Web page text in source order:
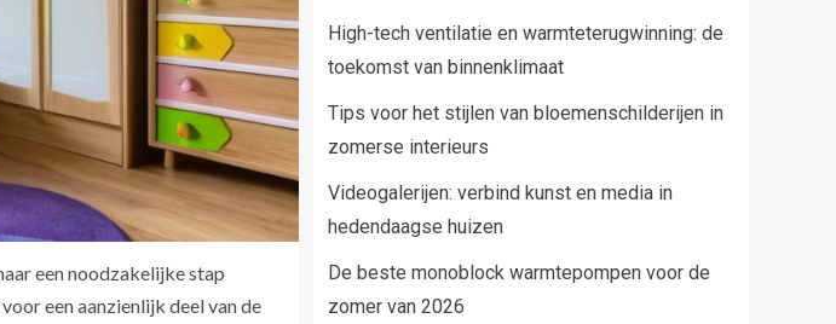
een noodzakelijke stap
een aanzienlijk deel van de
High-tech ventilatie en warmteterugwinning: de
toekomst van binnenklimaat
Tips voor het stijlen van bloemenschilderijen in
zomerse interieurs
Videogalerijen: verbind kunst en media in
hedendaagse huizen
De beste monoblock warmtepompen voor de
zomer van 2026